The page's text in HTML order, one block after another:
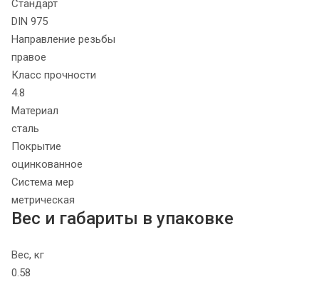
Стандарт
DIN 975
Направление резьбы
правое
Класс прочности
4.8
Материал
сталь
Покрытие
оцинкованное
Система мер
метрическая
Вес и габариты в упаковке
Вес, кг
0.58